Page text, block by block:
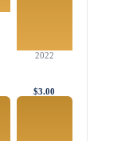
2022
$3.00